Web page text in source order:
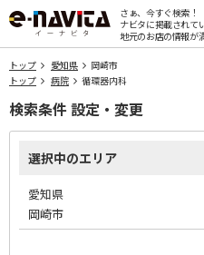
さぁ、今すぐ検索！
ナビタに掲載されて
地元のお店の情報が
トップ 愛知県
岡崎市
トップ
病院 循環器内科
検索条件 設定・変更
選択中のエリア
愛知県
岡崎市